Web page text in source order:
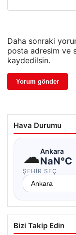
Daha sonraki
posta adresim ve
kaydedilsin.
Hava Durumu
☁Ankara
NaN°C
ŞEHIR SEÇ
Bizi Takip Edin